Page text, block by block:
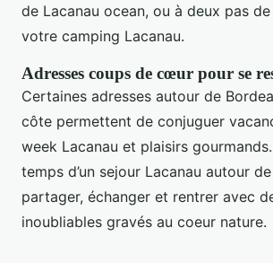
de Lacanau ocean, ou à deux pas
votre camping Lacanau.
Adresses coups de cœur pour se
Certaines adresses autour de
côte permettent de conjuguer
week Lacanau et plaisirs
temps d’un sejour Lacanau autour
partager, échanger et rentrer avec
inoubliables gravés au coeur nature.